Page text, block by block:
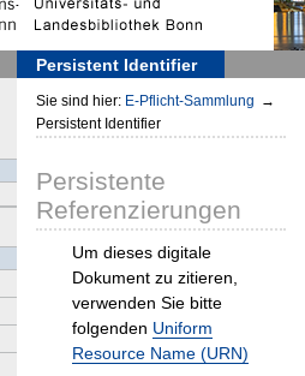
Persistent Identifier
Sie sind hier: E-Pflicht-Sammlung →
Persistent Identifier
Persistente
Referenzierungen
Um dieses digitale
Dokument zu zitieren,
verwenden Sie bitte
folgenden Uniform
Resource Name (URN)